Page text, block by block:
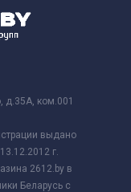
д.35А, ком.001
выдано
г.
2612.by в
Беларусь с